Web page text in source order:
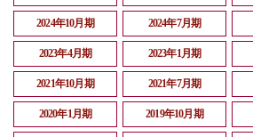
2024年10月期 2024年7月期
2023年4月期 2023年1月期
2021年10月期 2021年7月期
2020年1月期 2019年10月期